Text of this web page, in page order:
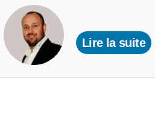
Lire la suite